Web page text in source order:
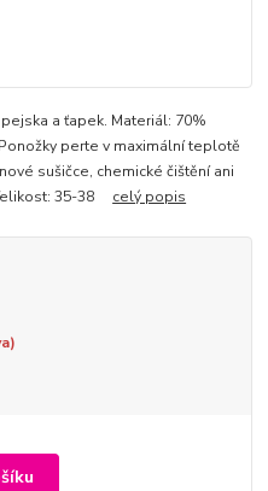
a ťapek. Materiál: 70%
perte v maximální teplotě
sušičce, chemické čištění ani
35-38 celý popis